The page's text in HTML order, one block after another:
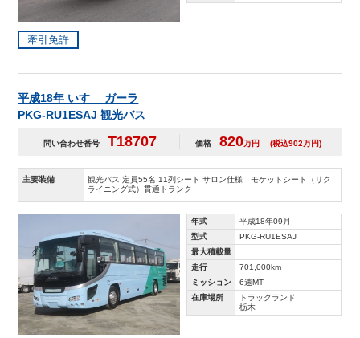
牽引免許
平成18年 いすゞ ガーラ
PKG-RU1ESAJ 観光バス
問い合わせ番号 T18707 価格 820万円 (税込902万円)
主要装備
観光バス 定員55名 11列シート サロン仕様 モケットシート（リク
ライニング式）貫通トランク
年式
平成18年09月
型式
PKG-RU1ESAJ
最大積載量
走行
701,000km
ミッション
6速MT
在庫場所
トラックランド
栃木